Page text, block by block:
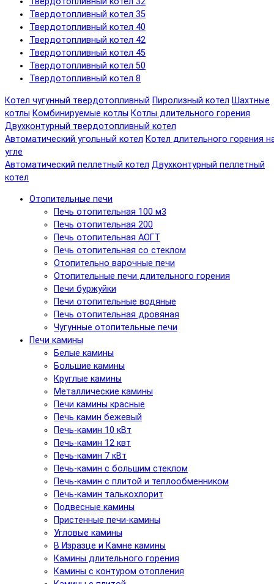
Твердотопливный котел 35
Твердотопливный котел 40
Твердотопливный котел 42
Твердотопливный котел 45
Твердотопливный котел 50
Твердотопливный котел 8
Котел чугунный твердотопливный Пиролизный котел Шахтные
котлы Комбинируемые котлы Котлы длительного горения
Двухконтурный твердотопливный котел
Автоматический угольный котел Котел длительного горения
угле
Автоматический пеллетный котел Двухконтурный пеллетный
котел
Отопительные печи
Печь отопительная 100 м3
Печь отопительная 200
Печь отопительная АОГТ
Печь отопительная со стеклом
Отопительно варочные печи
Отопительные печи длительного горения
Печи буржуйки
Печи отопительные водяные
Печь отопительная дровяная
Чугунные отопительные печи
Печи камины
Белые камины
Большие камины
Круглые камины
Металлические камины
Печи камины красные
Печь камин бежевый
Печь-камин 10 кВт
Печь-камин 12 квт
Печь-камин 7 кВт
Печь-камин с большим стеклом
Печь-камин с плитой и теплообменником
Печь-камин талькохлорит
Подвесные камины
Пристенные печи-камины
Угловые камины
В Изразце и Камне камины
Камины длительного горения
Камины с контуром отопления